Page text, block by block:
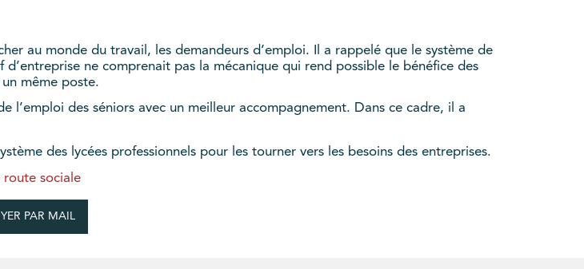
au monde du travail, les demandeurs d’emploi. Il a rappelé que le système de
d’entreprise ne comprenait pas la mécanique qui rend possible le bénéfice des
même poste.
l’emploi des séniors avec un meilleur accompagnement. Dans ce cadre, il a
des lycées professionnels pour les tourner vers les besoins des entreprises.
route sociale
PAR MAIL